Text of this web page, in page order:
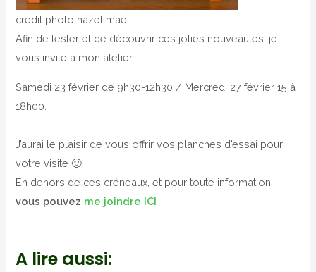
crédit photo hazel mae
Afin de tester et de découvrir ces jolies nouveautés, je
vous invite à mon atelier :
Samedi 23 février de 9h30-12h30 / Mercredi 27 février 15 à
18h00.
J’aurai le plaisir de vous offrir vos planches d’essai pour
votre visite 🙂
En dehors de ces créneaux, et pour toute information,
vous pouvez me joindre ICI
A lire aussi: